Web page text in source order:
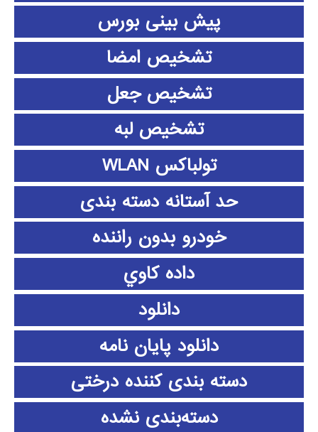
پیش بینی بورس
تشخیص امضا
تشخیص جعل
تشخیص لبه
تولباکس WLAN
حد آستانه دسته بندی
خودرو بدون راننده
داده كاوي
دانلود
دانلود پايان نامه
دسته بندی کننده درختی
دسته‌بندی نشده